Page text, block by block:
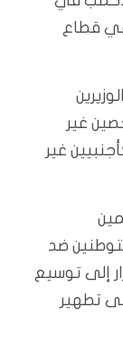
في قطاع
غير
غير
ضد
إلى توسيع
تطهير